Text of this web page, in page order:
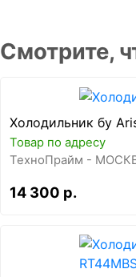
Смотрите,
Холодильник бу
Товар по адресу
ТехноПрайм -
14 300 р.